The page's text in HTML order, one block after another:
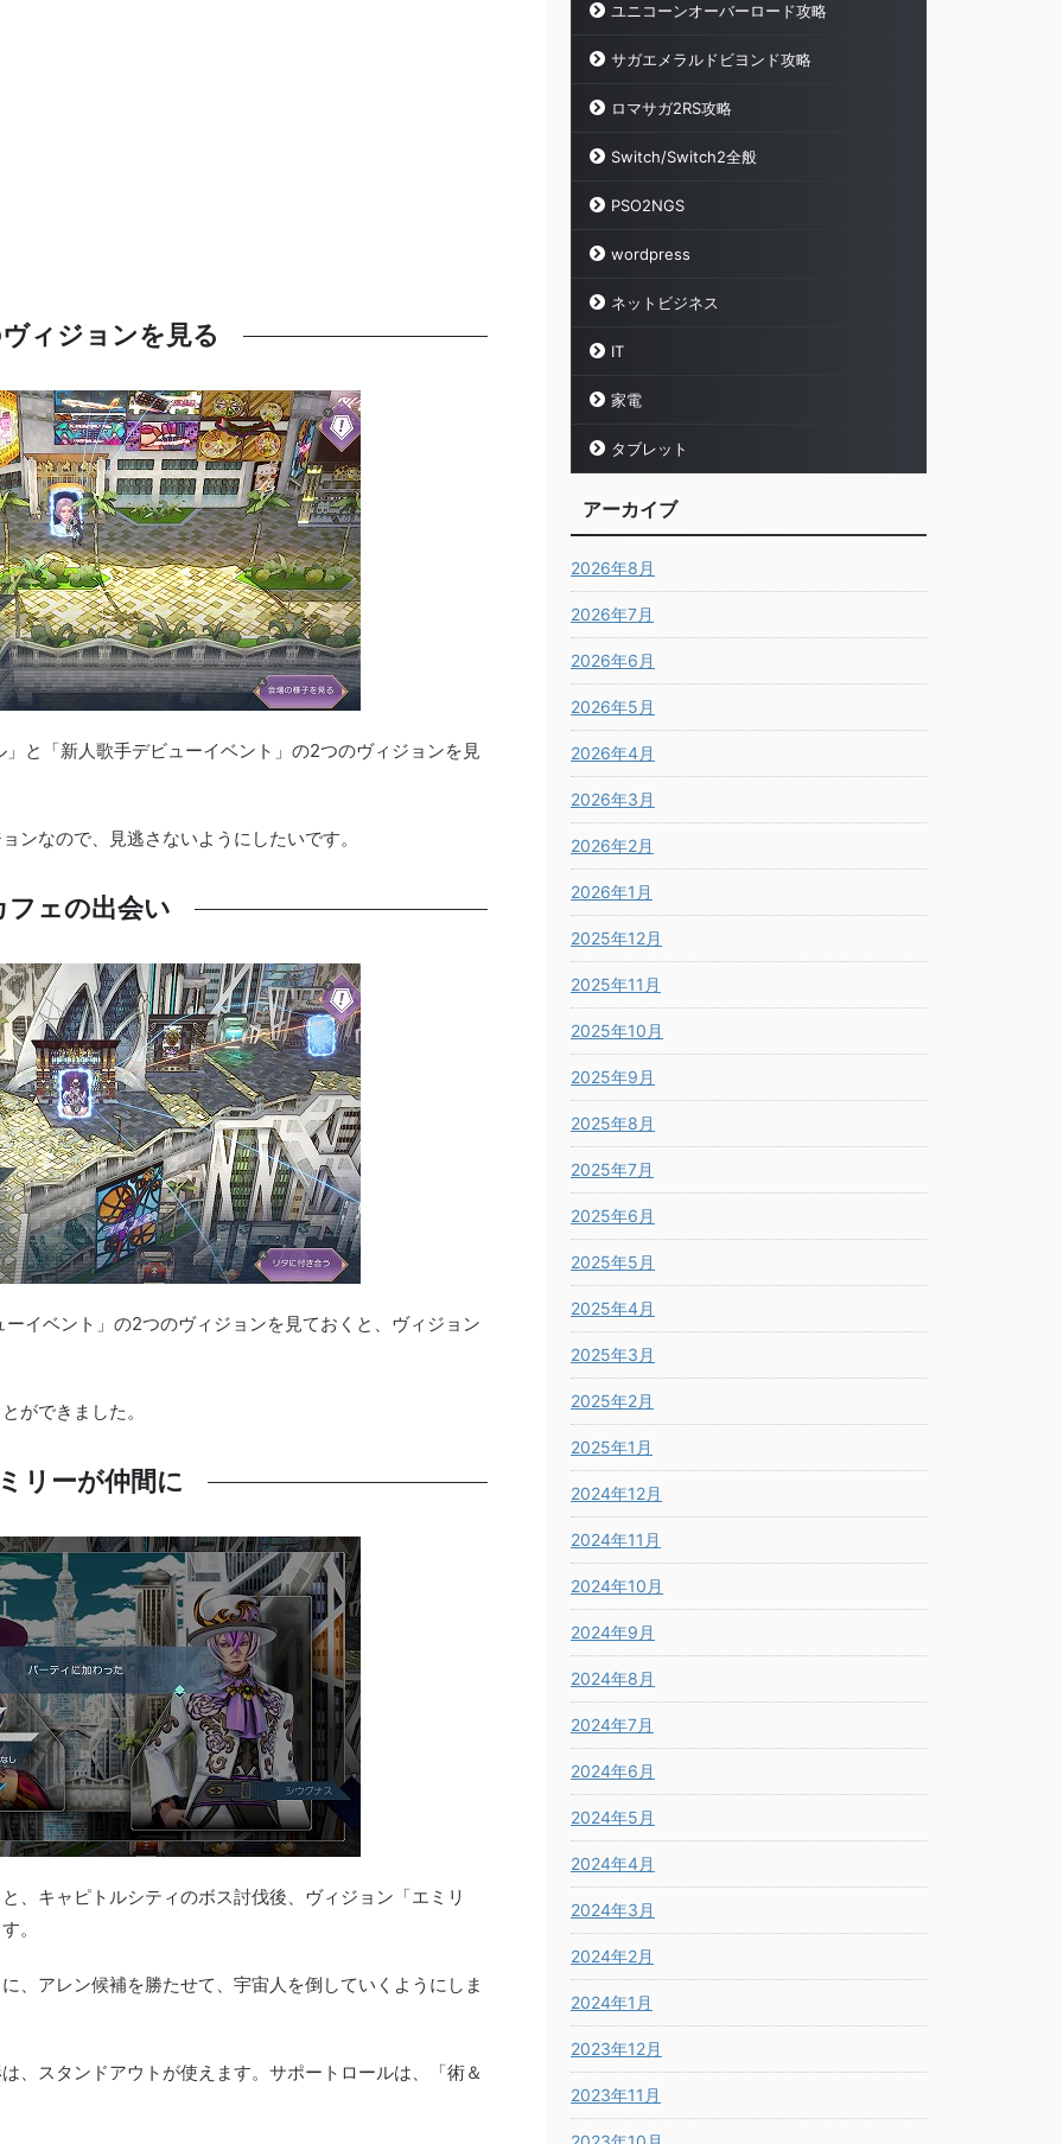
ィジョンを見る
と「新人歌手デビューイベント」の2つのヴィジョンを見
ンなので、見逃さないようにしたいです。
フェの出会い
イベント」の2つのヴィジョンを見ておくと、ヴィジョン
ができました。
リーが仲間に
、キャピトルシティのボス討伐後、ヴィジョン「エミリ
。
、アレン候補を勝たせて、宇宙人を倒していくようにしま
、スタンドアウトが使えます。サポートロールは、「術＆
ユニコーンオーバーロード攻略
サガエメラルドビヨンド攻略
ロマサガ2RS攻略
Switch/Switch2全般
PSO2NGS
wordpress
ネットビジネス
IT
家電
タブレット
アーカイブ
2026年8月
2026年7月
2026年6月
2026年5月
2026年4月
2026年3月
2026年2月
2026年1月
2025年12月
2025年11月
2025年10月
2025年9月
2025年8月
2025年7月
2025年6月
2025年5月
2025年4月
2025年3月
2025年2月
2025年1月
2024年12月
2024年11月
2024年10月
2024年9月
2024年8月
2024年7月
2024年6月
2024年5月
2024年4月
2024年3月
2024年2月
2024年1月
2023年12月
2023年11月